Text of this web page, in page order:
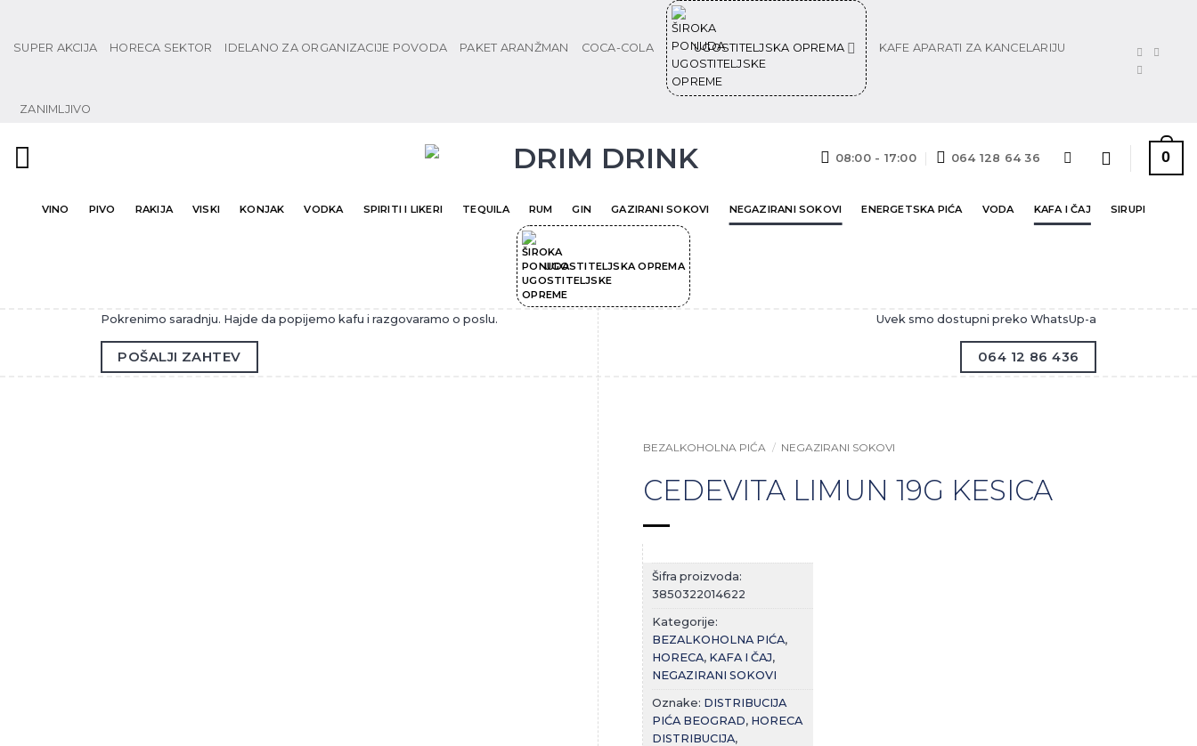
sadržaj
SUPER AKCIJA HORECA SEKTOR IDELANO ZA ORGANIZACIJE POVODA PAKET ARANŽMAN COCA-COLA UGOSTITELJSKA OPREMA KAFE APARATI ZA KANCELARIJU
ZANIMLJIVO
08:00 - 17:00 064 128 64 36 0
VINO PIVO RAKIJA VISKI KONJAK VODKA SPIRITI I LIKERI TEQUILA RUM GIN GAZIRANI SOKOVI NEGAZIRANI SOKOVI ENERGETSKA PIĆA VODA KAFA I ČAJ SIRUPI
UGOSTITELJSKA OPREMA
Pokrenimo saradnju. Hajde da popijemo kafu i razgovaramo o poslu.
POŠALJI ZAHTEV
Uvek smo dostupni preko WhatsUp-a
064 12 86 436
BEZALKOHOLNA PIĆA / NEGAZIRANI SOKOVI
CEDEVITA LIMUN 19G KESICA
Šifra proizvoda:
3850322014622
Kategorije:
BEZALKOHOLNA PIĆA,
HORECA, KAFA I ČAJ,
NEGAZIRANI SOKOVI
Oznake: DISTRIBUCIJA
PIĆA BEOGRAD, HORECA
DISTRIBUCIJA,